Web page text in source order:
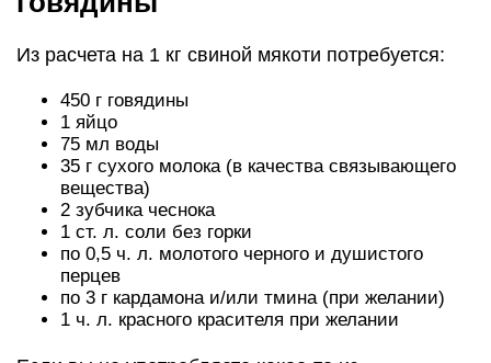
Из расчета на 1 кг свиной мякоти потребуется:
450 г говядины
1 яйцо
75 мл воды
35 г сухого молока (в качества связывающего
вещества)
2 зубчика чеснока
1 ст. л. соли без горки
по 0,5 ч. л. молотого черного и душистого
перцев
по 3 г кардамона и/или тмина (при желании)
1 ч. л. красного красителя при желании